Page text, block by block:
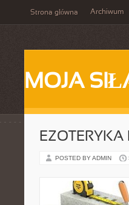
Strona główna Archiwum
MOJA
EZOTERYKA
POSTED BY ADMIN